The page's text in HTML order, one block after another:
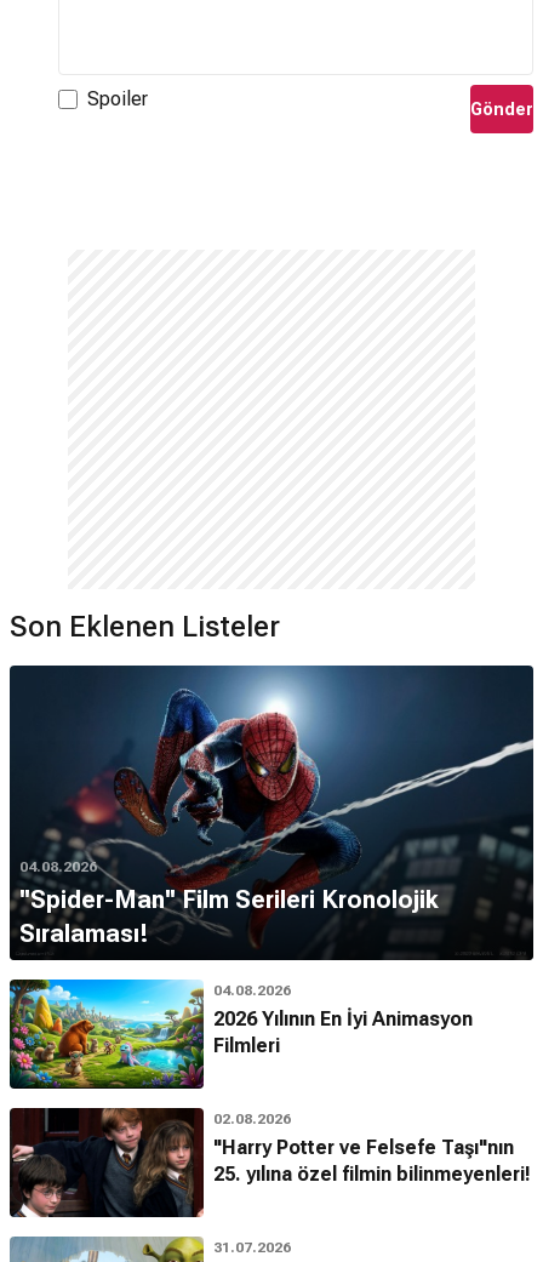
Spoiler Gönder
Son Eklenen Listeler
04.08.2026
''Spider-Man'' Film Serileri Kronolojik
Sıralaması!
04.08.2026
2026 Yılının En İyi Animasyon
Filmleri
02.08.2026
"Harry Potter ve Felsefe Taşı"nın
25. yılına özel filmin bilinmeyenleri!
31.07.2026